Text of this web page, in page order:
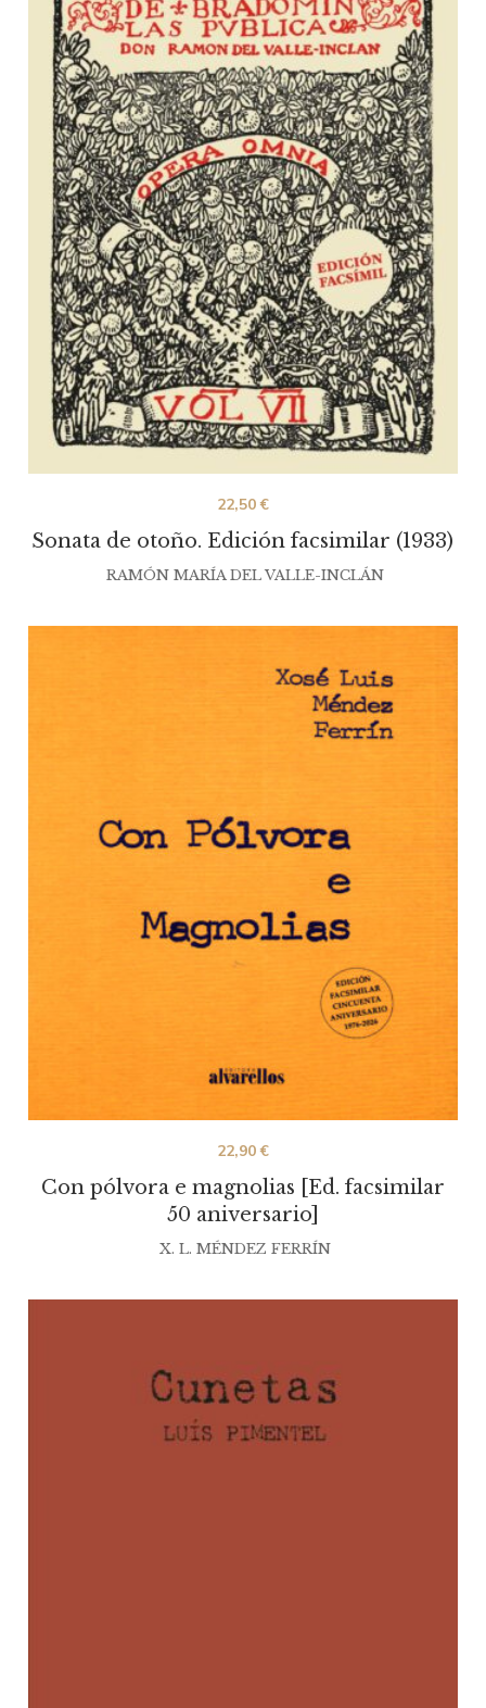
Sonata de otoño. Edición facsimilar (1933)
22,50€
RAMÓN MARÍA DEL VALLE-INCLÁN
Con pólvora e magnolias [Ed. facsimilar
50 aniversario]
22,90€
X. L. MÉNDEZ FERRÍN